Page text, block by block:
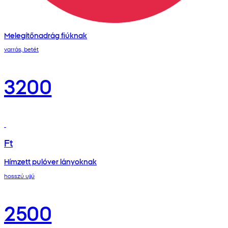
Melegítőnadrág fiúknak
varrás, betét
3200
Ft
Hímzett pulóver lányoknak
hosszú ujjú
2500